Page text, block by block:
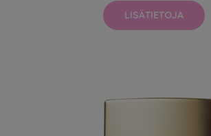
LISÄTIETOJA